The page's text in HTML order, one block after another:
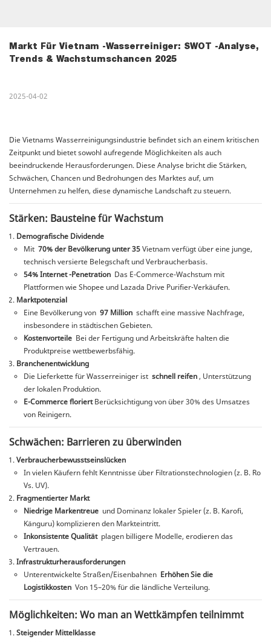
Markt Für Vietnam -Wasserreiniger: SWOT -Analyse,
Trends & Wachstumschancen 2025
2025-04-02
Die Vietnams Wasserreinigungsindustrie befindet sich an einem kritischen
Zeitpunkt und bietet sowohl aufregende Möglichkeiten als auch
beeindruckende Herausforderungen. Diese Analyse bricht die Stärken,
Schwächen, Chancen und Bedrohungen des Marktes auf, um
Unternehmen zu helfen, diese dynamische Landschaft zu steuern.
Stärken: Bausteine ​​für Wachstum
Demografische Dividende
Mit 70% der Bevölkerung unter 35Vietnam verfügt über eine junge,
technisch versierte Belegschaft und Verbraucherbasis.
54% Internet -Penetration Das E-Commerce-Wachstum mit
Plattformen wie Shopee und Lazada Drive Purifier-Verkäufen.
Marktpotenzial
Eine Bevölkerung von 97 Million schafft eine massive Nachfrage,
insbesondere in städtischen Gebieten.
Kostenvorteile Bei der Fertigung und Arbeitskräfte halten die
Produktpreise wettbewerbsfähig.
Branchenentwicklung
Die Lieferkette für Wasserreiniger ist schnell reifen, Unterstützung
der lokalen Produktion.
E-Commerce floriertBerücksichtigung von über 30% des Umsatzes
von Reinigern.
Schwächen: Barrieren zu überwinden
Verbraucherbewusstseinslücken
In vielen Käufern fehlt Kenntnisse über Filtrationstechnologien (z. B. Ro
Vs. UV).
Fragmentierter Markt
Niedrige Markentreue und Dominanz lokaler Spieler (z. B. Karofi,
Känguru) komplizieren den Markteintritt.
Inkonsistente Qualität plagen billigere Modelle, erodieren das
Vertrauen.
Infrastrukturherausforderungen
Unterentwickelte Straßen/Eisenbahnen Erhöhen Sie die
Logistikkosten Von 15–20% für die ländliche Verteilung.
Möglichkeiten: Wo man an Wettkämpfen teilnimmt
Steigender Mittelklasse